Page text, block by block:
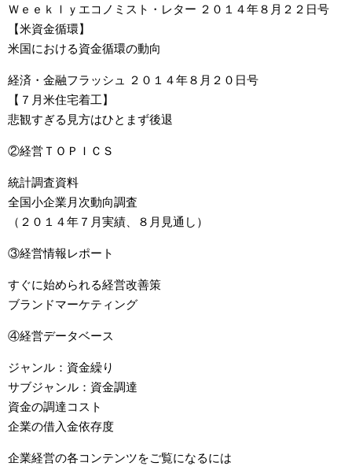
Ｗｅｅｋｌｙエコノミスト・レター ２０１４年８月２２日号
【米資金循環】
米国における資金循環の動向
経済・金融フラッシュ ２０１４年８月２０日号
【７月米住宅着工】
悲観すぎる見方はひとまず後退
②経営ＴＯＰＩＣＳ
統計調査資料
全国小企業月次動向調査
（２０１４年７月実績、８月見通し）
③経営情報レポート
すぐに始められる経営改善策
ブランドマーケティング
④経営データベース
ジャンル：資金繰り
サブジャンル：資金調達
資金の調達コスト
企業の借入金依存度
企業経営の各コンテンツをご覧になるには